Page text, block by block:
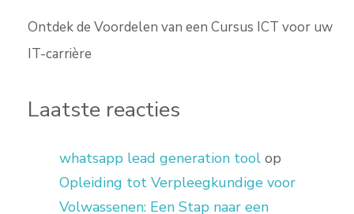
Ontdek de Voordelen van een Cursus ICT voor uw
IT-carrière
Laatste reacties
whatsapp lead generation tool op
Opleiding tot Verpleegkundige voor
Volwassenen: Een Stap naar een